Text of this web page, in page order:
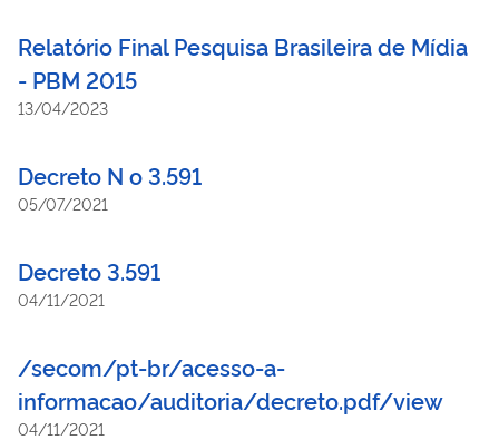
Relatório Final Pesquisa Brasileira de Mídia
- PBM 2015
13/04/2023
Decreto N o 3.591
05/07/2021
Decreto 3.591
04/11/2021
/secom/pt-br/acesso-a-
informacao/auditoria/decreto.pdf/view
04/11/2021